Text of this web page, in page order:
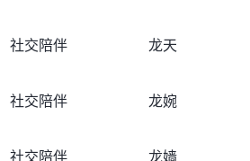
社交陪伴 龙天
社交陪伴 龙婉
社交陪伴 龙嫱